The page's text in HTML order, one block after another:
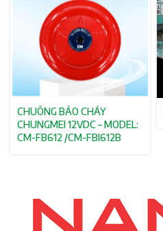
CHUÔNG BÁO CHÁY
CHUNGMEI 12VDC – MODEL:
CM-FB612 /CM-FBI612B